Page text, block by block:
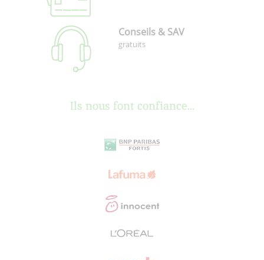
Conseils & SAV
gratuits
Ils nous font confiance...